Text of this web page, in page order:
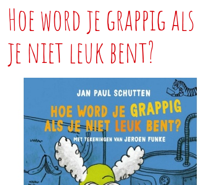
Hoe word je grappig als
je niet leuk bent?